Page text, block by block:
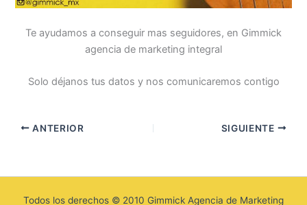
Te ayudamos a conseguir mas seguidores, en Gimmick
agencia de marketing integral
Solo déjanos tus datos y nos comunicaremos contigo
ANTERIOR SIGUIENTE
Todos los derechos © 2010 Gimmick Agencia de Marketing